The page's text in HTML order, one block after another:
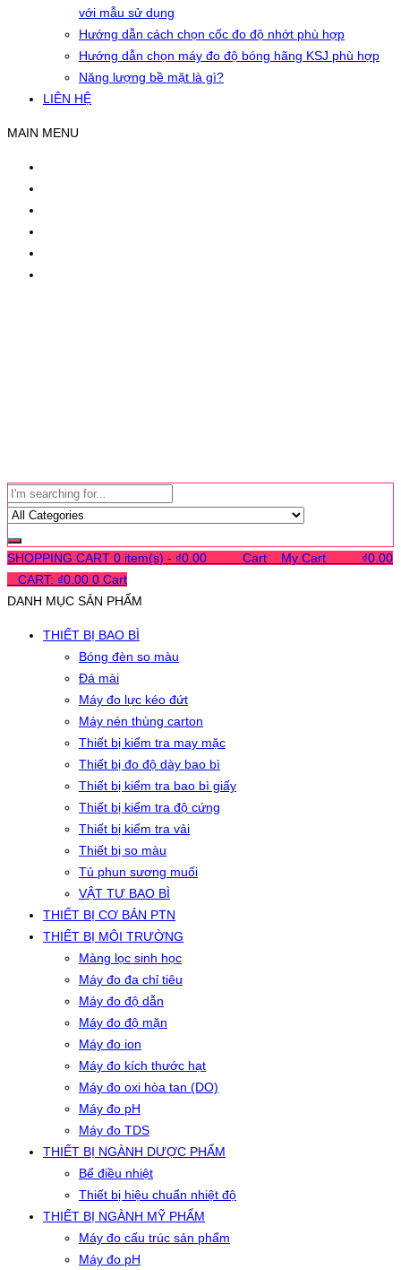
với mẫu sử dụng
Hướng dẫn cách chọn cốc đo độ nhớt phù hợp
Hướng dẫn chọn máy đo độ bóng hãng KSJ phù hợp
Năng lượng bề mặt là gì?
LIÊN HỆ
MAIN MENU
SHOPPING CART 0 item(s) - ₫0.00 Cart My Cart ₫0.00
CART: ₫0.00 0 Cart
DANH MỤC SẢN PHẨM
THIẾT BỊ BAO BÌ
Bóng đèn so màu
Đá mài
Máy đo lực kéo đứt
Máy nén thùng carton
Thiết bị kiểm tra may mặc
Thiết bị đo độ dày bao bì
Thiết bị kiểm tra bao bì giấy
Thiết bị kiểm tra độ cứng
Thiết bị kiểm tra vải
Thiết bị so màu
Tủ phun sương muối
VẬT TƯ BAO BÌ
THIẾT BỊ CƠ BẢN PTN
THIẾT BỊ MÔI TRƯỜNG
Màng lọc sinh học
Máy đo đa chỉ tiêu
Máy đo độ dẫn
Máy đo độ mặn
Máy đo ion
Máy đo kích thước hạt
Máy đo oxi hòa tan (DO)
Máy đo pH
Máy đo TDS
THIẾT BỊ NGÀNH DƯỢC PHẨM
Bể điều nhiệt
Thiết bị hiệu chuẩn nhiệt độ
THIẾT BỊ NGÀNH MỸ PHẨM
Máy đo cấu trúc sản phẩm
Máy đo pH